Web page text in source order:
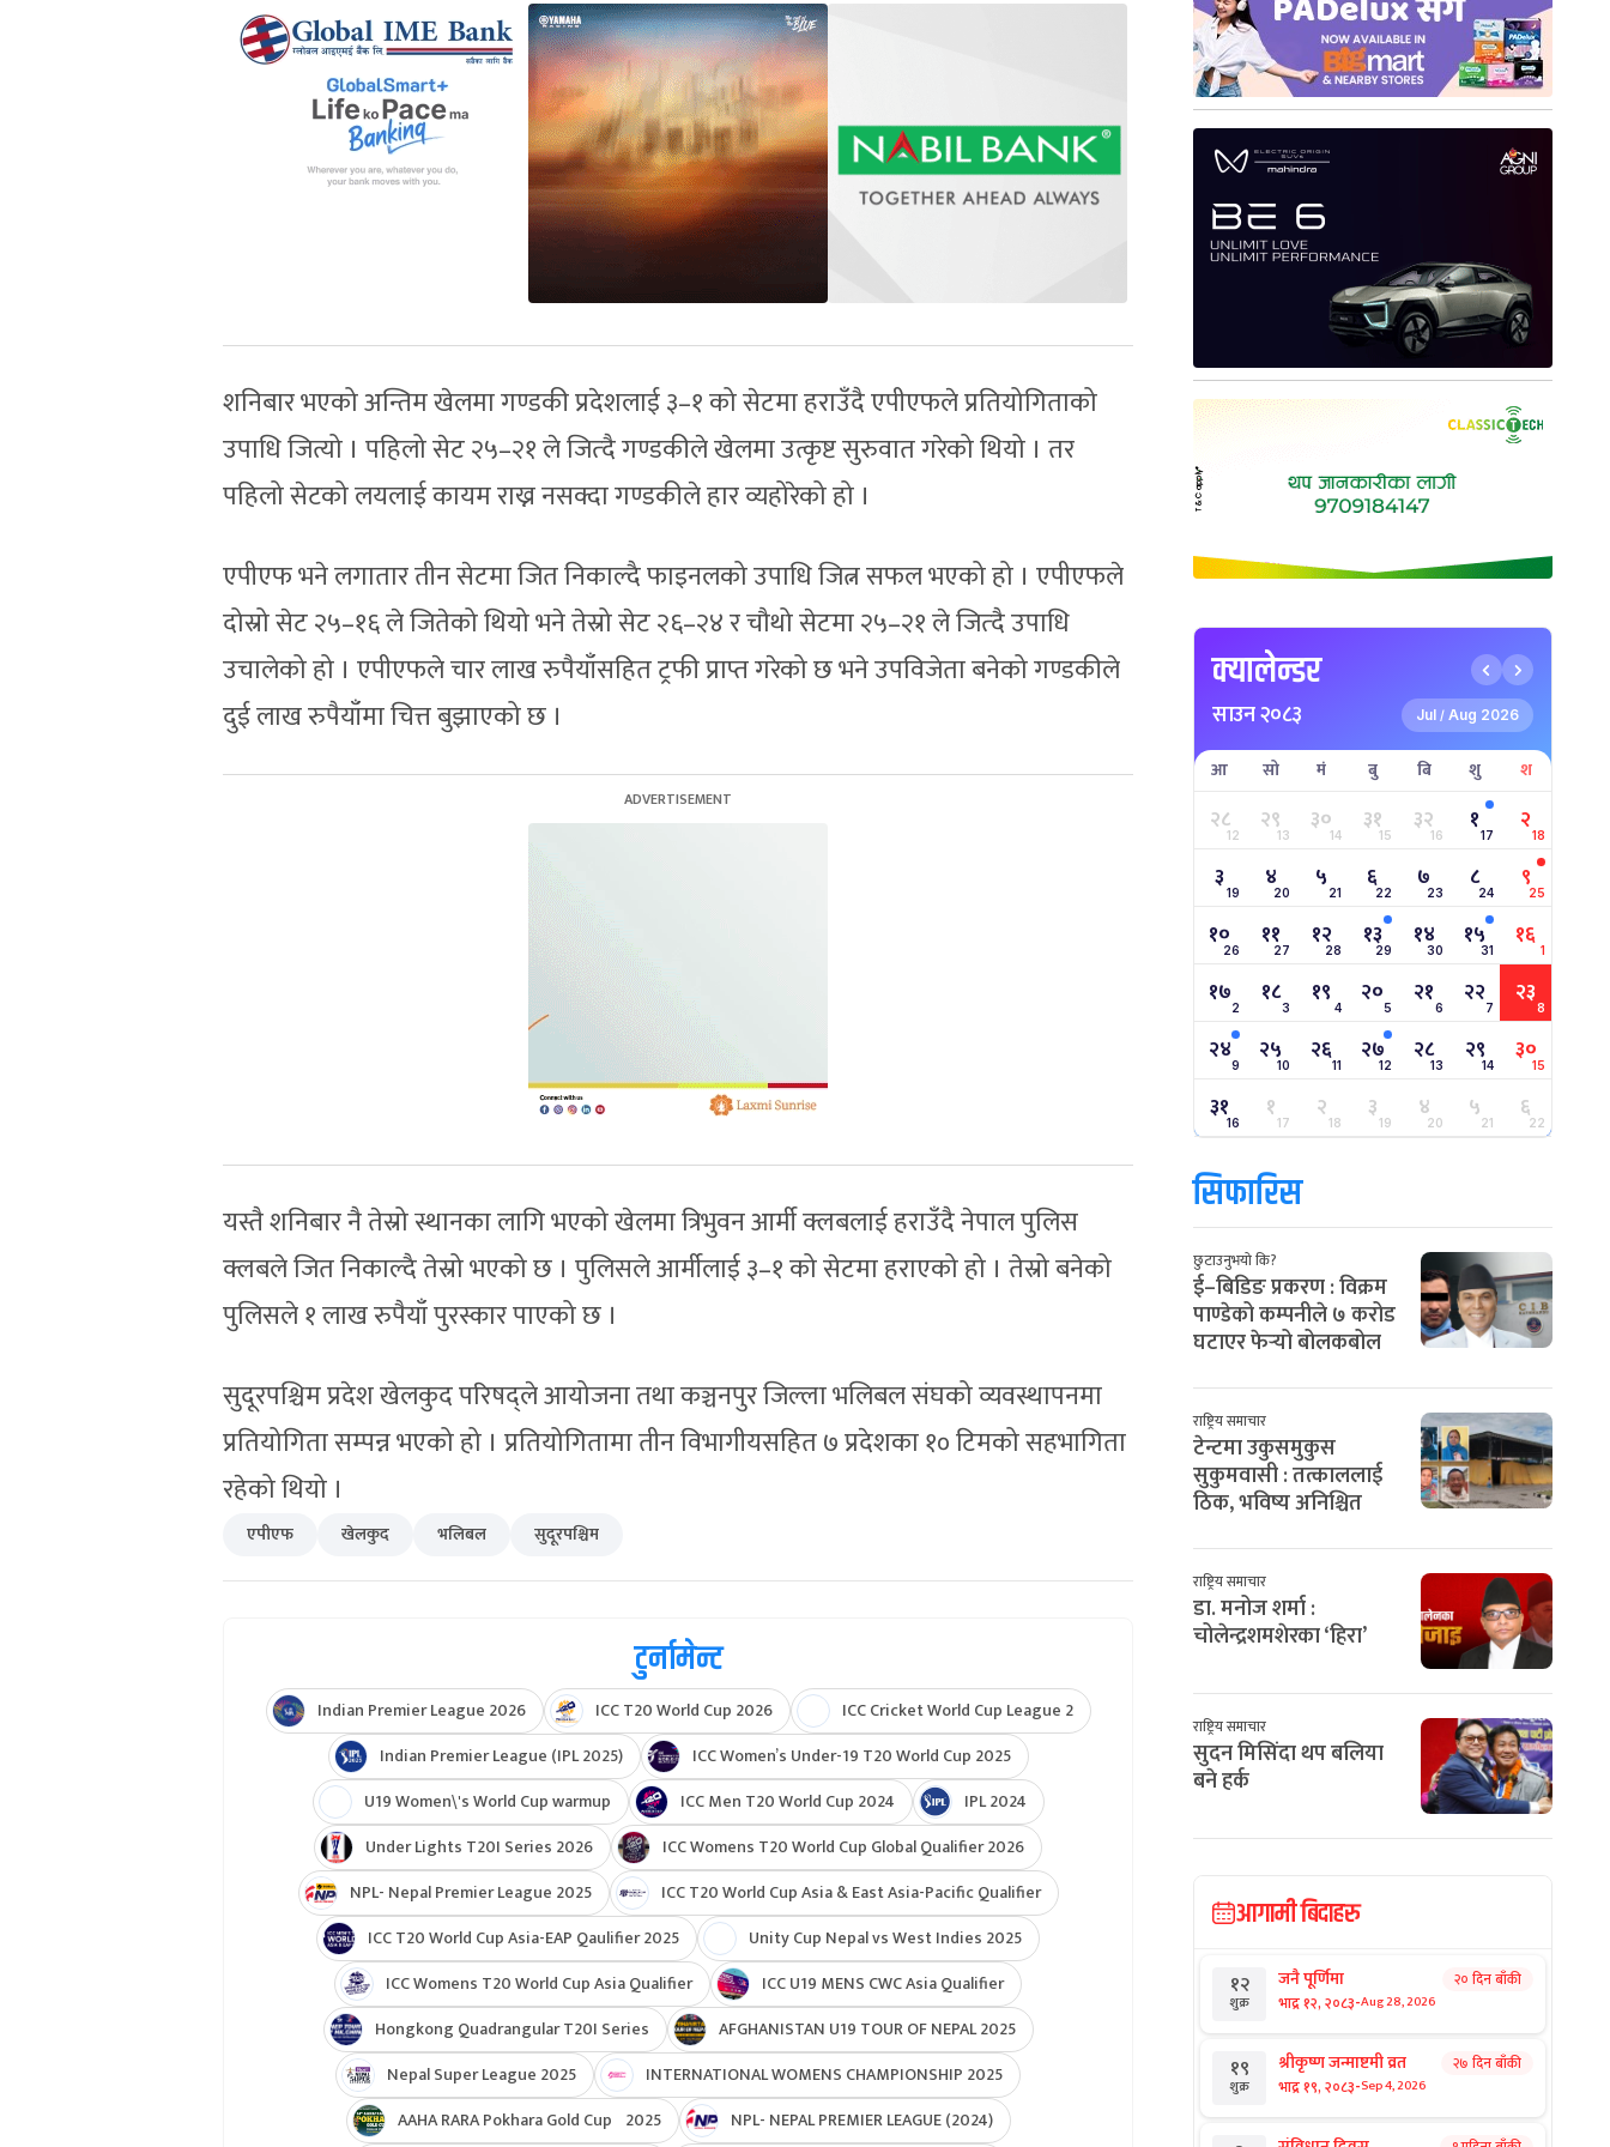
शनिबार भएको अन्तिम खेलमा गण्डकी प्रदेशलाई ३–१ को सेटमा हराउँदै एपीएफले प्रतियोगिताको
उपाधि जित्यो । पहिलो सेट २५–२१ ले जित्दै गण्डकीले खेलमा उत्कृष्ट सुरुवात गरेको थियो । तर
पहिलो सेटको लयलाई कायम राख्न नसक्दा गण्डकीले हार व्यहोरेको हो ।
एपीएफ भने लगातार तीन सेटमा जित निकाल्दै फाइनलको उपाधि जित्न सफल भएको हो । एपीएफले
दोस्रो सेट २५–१६ ले जितेको थियो भने तेस्रो सेट २६–२४ र चौथो सेटमा २५–२१ ले जित्दै उपाधि
उचालेको हो । एपीएफले चार लाख रुपैयाँसहित ट्रफी प्राप्त गरेको छ भने उपविजेता बनेको गण्डकीले
दुई लाख रुपैयाँमा चित्त बुझाएको छ ।
यस्तै शनिबार नै तेस्रो स्थानका लागि भएको खेलमा त्रिभुवन आर्मी क्लबलाई हराउँदै नेपाल पुलिस
क्लबले जित निकाल्दै तेस्रो भएको छ । पुलिसले आर्मीलाई ३–१ को सेटमा हराएको हो । तेस्रो बनेको
पुलिसले १ लाख रुपैयाँ पुरस्कार पाएको छ ।
सुदूरपश्चिम प्रदेश खेलकुद परिषद्ले आयोजना तथा कञ्चनपुर जिल्ला भलिबल संघको व्यवस्थापनमा
प्रतियोगिता सम्पन्न भएको हो । प्रतियोगितामा तीन विभागीयसहित ७ प्रदेशका १० टिमको सहभागिता
रहेको थियो ।
एपीएफ खेलकुद भलिबल सुदूरपश्चिम
टुर्नामेन्ट
Indian Premier League 2026 ICC T20 World Cup 2026
ICC Cricket World Cup League 2
Indian Premier League (IPL 2025)
ICC Women’s Under-19 T20 World Cup 2025
U19 Women\'s World Cup warmup
ICC Men T20 World Cup 2024
IPL 2024
Under Lights T20I Series 2026
ICC Womens T20 World Cup Global Qualifier 2026
NPL- Nepal Premier League 2025
ICC T20 World Cup Asia & East Asia-Pacific Qualifier
ICC T20 World Cup Asia-EAP Qaulifier 2025
Unity Cup Nepal vs West Indies 2025
ICC Womens T20 World Cup Asia Qualifier
ICC U19 MENS CWC Asia Qualifier
Hongkong Quadrangular T20I Series
AFGHANISTAN U19 TOUR OF NEPAL 2025
Nepal Super League 2025
INTERNATIONAL WOMENS CHAMPIONSHIP 2025
AAHA RARA Pokhara Gold Cup 2025
NPL- NEPAL PREMIER LEAGUE (2024)
क्यालेन्डर
साउन २०८३ Jul / Aug 2026
आ सो मं बु बि शु श
२८12 २९13 ३०14 ३१15 ३२16 १17 २18
३ 19 ४20 ५ 21 ६22 ७23 ८24 ९25
१०26 ११27 १२28 १३29 १४30 १५31 १६ 1
१७2 १८3 १९ 4 २०5 २१6 २२7 २३8
२४9 २५10 २६11 २७12 २८13 २९14 ३०15
३१16 १17 २18 ३19 ४20 ५21 ६22
सिफारिस
छुटाउनुभयो कि?
ई–बिडिङ प्रकरण : विक्रम
पाण्डेको कम्पनीले ७ करोड
घटाएर फेर्‍यो बोलकबोल
राष्ट्रिय समाचार
टेन्टमा उकुसमुकुस
सुकुमवासी : तत्काललाई
ठिक, भविष्य अनिश्चित
राष्ट्रिय समाचार
डा. मनोज शर्मा :
चोलेन्द्रशमशेरका ‘हिरा’
राष्ट्रिय समाचार
सुदन मिसिंदा थप बलिया
बने हर्क
आगामी बिदाहरु
१२
शुक्र
जनै पूर्णिमा
भाद्र १२, २०८३-Aug 28, 2026
२० दिन बाँकी
१९
शुक्र
श्रीकृष्ण जन्माष्टमी व्रत
भाद्र १९, २०८३-Sep 4, 2026
२७ दिन बाँकी